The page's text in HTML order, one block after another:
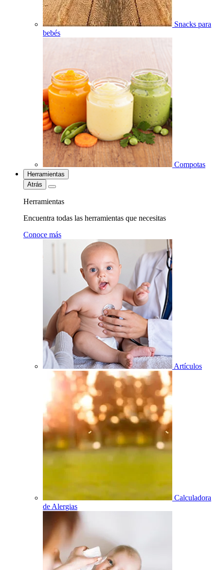
Snacks para
bebés
Compotas
Herramientas
Atrás
Herramientas
Encuentra todas las herramientas que necesitas
Conoce más
Artículos
Calculadora
de Alergias